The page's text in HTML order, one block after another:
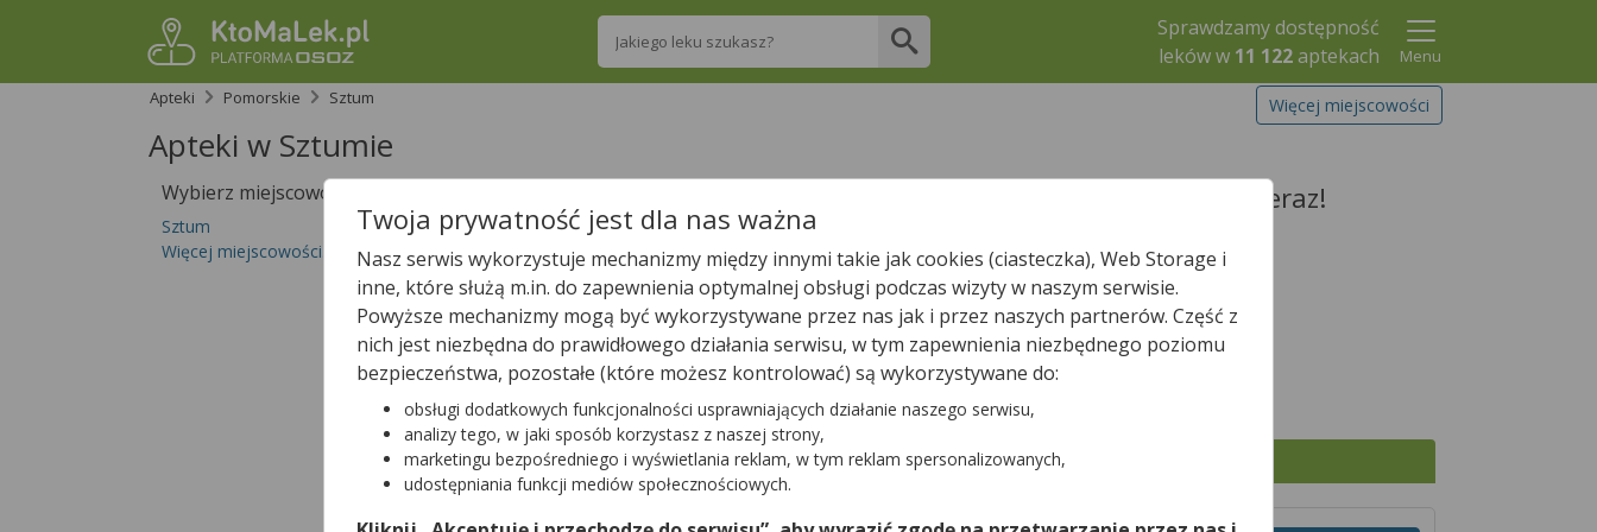
Wpisz nazwę leku
Sprawdzamy dostępność
leków w 11 122aptekach
Menu
Apteki
Pomorskie Sztum Więcej miejscowości
Apteki w Sztumie
Wybierz miejscowość
Sztum
Więcej miejscowości...
Sprawdź, które apteki w Sztumie posiadają Twój lek i zarezerwuj go już teraz!
Wpisz nazwę leku
Szukaj leku
W Sztumie jest5aptek.
Tylko otwarte apteki
Twoja prywatność jest dla nas ważna
Nasz serwis wykorzystuje mechanizmy między innymi takie jak cookies (ciasteczka), Web Storage i
inne, które służą m.in. do zapewnienia optymalnej obsługi podczas wizyty w naszym serwisie.
Powyższe mechanizmy mogą być wykorzystywane przez nas jak i przez naszych partnerów. Część z
nich jest niezbędna do prawidłowego działania serwisu, w tym zapewnienia niezbędnego poziomu
bezpieczeństwa, pozostałe (które możesz kontrolować) są wykorzystywane do:
obsługi dodatkowych funkcjonalności usprawniających działanie naszego serwisu,
analizy tego, w jaki sposób korzystasz z naszej strony,
marketingu bezpośredniego i wyświetlania reklam, w tym reklam spersonalizowanych,
udostępniania funkcji mediów społecznościowych.